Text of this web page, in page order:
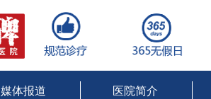
媒体报道 医院简介